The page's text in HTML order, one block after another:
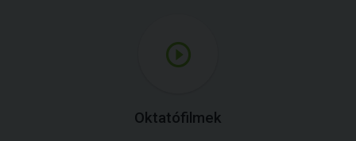
Oktatófilmek